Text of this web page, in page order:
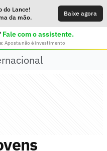
do Lance!
da mão.
Baixe agora
Fale com o assistente.
Aposta não é investimento